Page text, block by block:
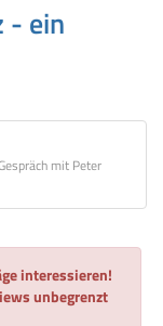
- ein
mit Peter
interessieren!
unbegrenzt